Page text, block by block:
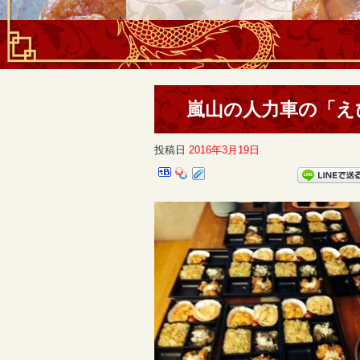
嵐山の人力車の「
投稿日 2016年3月19日